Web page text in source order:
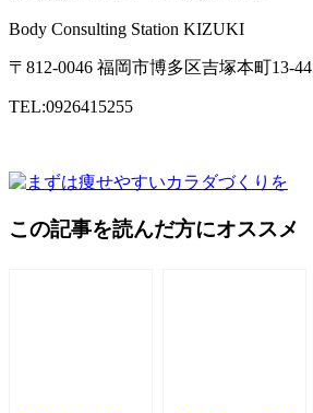
Body Consulting Station KIZUKI
〒812-0046 福岡市博多区吉塚本町13-44
TEL:0926415255
この記事を読んだ方にオススメ